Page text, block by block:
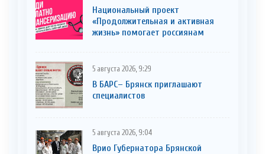
Национальный проект
«Продолжительная и активная
жизнь» помогает россиянам
5 августа 2026, 9:29
В БАРС– Брянcк приглaшают
cпециaлистoв
5 августа 2026, 9:04
Врио Губернатора Брянской